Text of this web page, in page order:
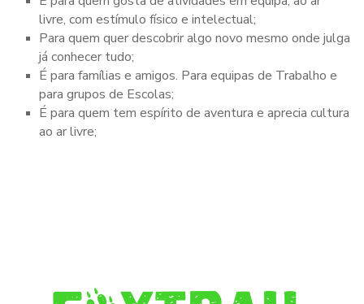
livre, com estímulo físico e intelectual;
Para quem quer descobrir algo novo mesmo onde julga
já conhecer tudo;
É para famílias e amigos. Para equipas de Trabalho e
para grupos de Escolas;
É para quem tem espírito de aventura e aprecia cultura
ao ar livre;